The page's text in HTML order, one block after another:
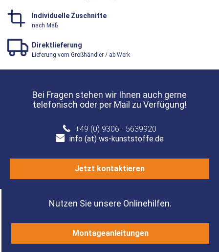
Individuelle Zuschnitte
nach Maß
Direktlieferung
Lieferung vom Großhändler / ab Werk
Bei Fragen stehen wir Ihnen auch gerne
telefonisch oder per Mail zu Verfügung!
+49 (0) 9306 - 5639920
info (at) ws-kunststoffe.de
Jetzt kontaktieren
Nutzen Sie unsere Onlinehilfen.
Montageanleitungen